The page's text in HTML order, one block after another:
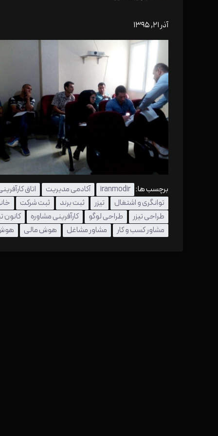
آذر ۲۱, ۱۳۹۵
برچسب ها: iranmodir آکادمی مدیریت اتاق
توانگری و اشتغال
تیزر ثبت برند ثبت شرکت
طراحی تیزر
طراحی لوگو کارآفرینی مشاوره کانون
مشاور کسب و کار
مشاور مشاغل هوش مالی هوش